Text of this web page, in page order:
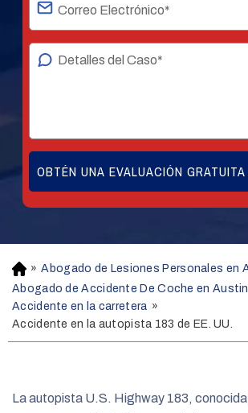
H
o
m
e
» Abogado de Lesiones Personales en
Abogado de Accidente De Coche en Austin
Accidente en la carretera »
Accidente en la autopista 183 de EE. UU.
La autopista U.S. Highway 183,